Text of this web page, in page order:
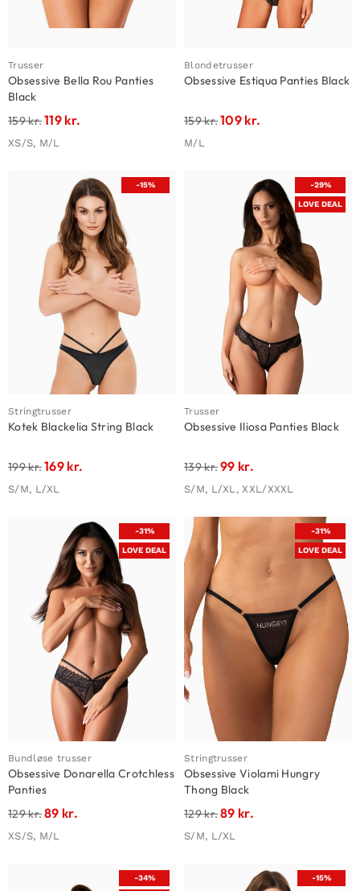
Trusser
Obsessive Bella Rou Panties
Black
159kr.119 kr.
XS/S, M/L
Blondetrusser
Obsessive Estiqua Panties Black
159kr.109 kr.
M/L
-15%
Stringtrusser
Kotek Blackelia String Black
199kr.169 kr.
S/M, L/XL
-29%
LOVE DEAL
Trusser
Obsessive Iliosa Panties Black
139kr.99 kr.
S/M, L/XL, XXL/XXXL
-31%
LOVE DEAL
Bundløse trusser
Obsessive Donarella Crotchless
Panties
129kr.89 kr.
XS/S, M/L
-31%
LOVE DEAL
Stringtrusser
Obsessive Violami Hungry
Thong Black
129kr.89 kr.
S/M, L/XL
-34% -15%